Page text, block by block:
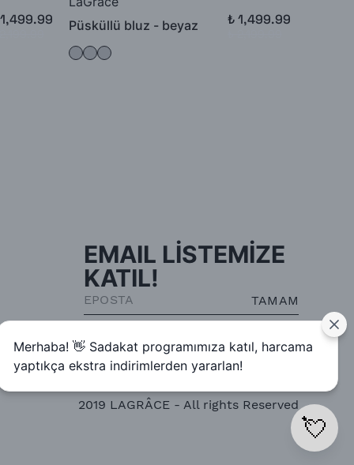
Püsküllü bluz - beyaz
₺ 1,499.99
EMAIL LİSTEMİZE
KATIL!
TAMAM
2019 LAGRÂCE - All rights Reserved
Merhaba! 👋 Sadakat programımıza katıl, harcama
yaptıkça ekstra indirimlerden yararlan!
💘